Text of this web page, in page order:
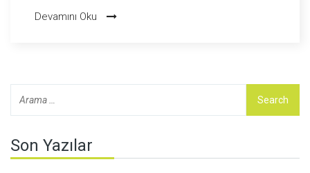
Devamını Oku
Son Yazılar